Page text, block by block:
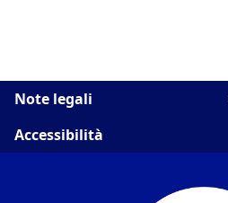
Note legali
Accessibilità